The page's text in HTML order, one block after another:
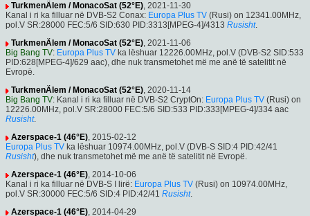
TurkmenÄlem / MonacoSat (52°E), 2021-11-30
Kanal i ri ka filluar në DVB-S2 Conax: Europa Plus TV (Rusi) on 12341.00MHz,
pol.V SR:28000 FEC:5/6 SID:630 PID:3313[MPEG-4]/4313 Rusisht.
TurkmenÄlem / MonacoSat (52°E), 2021-11-06
Big Bang TV: Europa Plus TV ka lëshuar 12226.00MHz, pol.V (DVB-S2 SID:533
PID:628[MPEG-4]/629 aac), dhe nuk transmetohet më me anë të satelitit në
Evropë.
TurkmenÄlem / MonacoSat (52°E), 2020-11-14
Big Bang TV: Kanal i ri ka filluar në DVB-S2 CryptOn: Europa Plus TV (Rusi) on
12226.00MHz, pol.V SR:28000 FEC:5/6 SID:533 PID:333[MPEG-4]/334 aac
Rusisht.
Azerspace-1 (46°E), 2015-02-12
Europa Plus TV ka lëshuar 10974.00MHz, pol.V (DVB-S SID:4 PID:42/41
Rusisht), dhe nuk transmetohet më me anë të satelitit në Evropë.
Azerspace-1 (46°E), 2014-10-06
Kanal i ri ka filluar në DVB-S I lirë: Europa Plus TV (Rusi) on 10974.00MHz,
pol.V SR:30000 FEC:5/6 SID:4 PID:42/41 Rusisht.
Azerspace-1 (46°E), 2014-04-29